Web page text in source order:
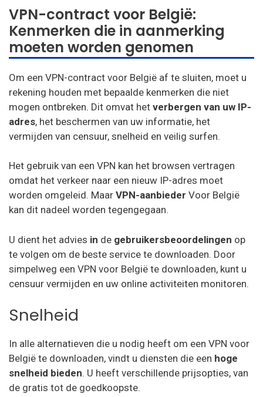
Zoog VPN
AnonVPN
Steganos
Identity Cloaker
Ufo VPN
Bullet VPN
VPN-contract voor België:
Kenmerken die in aanmerking
moeten worden genomen
Om een VPN-contract voor België af te sluiten, moet u
rekening houden met bepaalde kenmerken die niet
mogen ontbreken. Dit omvat het verbergen van uw IP-
adres, het beschermen van uw informatie, het
vermijden van censuur, snelheid en veilig surfen.
Het gebruik van een VPN kan het browsen vertragen
omdat het verkeer naar een nieuw IP-adres moet
worden omgeleid. Maar VPN-aanbieder Voor België
kan dit nadeel worden tegengegaan.
U dient het advies in de gebruikersbeoordelingen op
te volgen om de beste service te downloaden. Door
simpelweg een VPN voor België te downloaden, kunt u
censuur vermijden en uw online activiteiten monitoren.
Snelheid
In alle alternatieven die u nodig heeft om een VPN voor
België te downloaden, vindt u diensten die een hoge
snelheid bieden. U heeft verschillende prijsopties, van
de gratis tot de goedkoopste.